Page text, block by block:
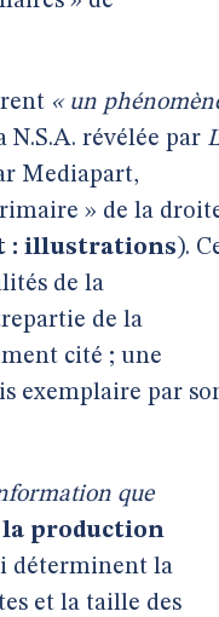
« un
N.S.A. révélée par
Mediapart,
» de la
: illustrations ).
de la
de la
cité ; une
exemplaire par
que
la production
déterminent la
et la taille des